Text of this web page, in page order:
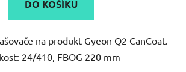
DO KOŠÍKU
na produkt Gyeon Q2 CanCoat.
24/410, FBOG 220 mm